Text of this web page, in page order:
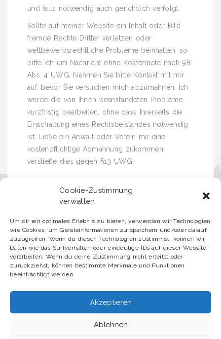
Cookie-Zustimmung
verwalten
Um dir ein optimales Erlebnis zu bieten, verwenden wir Technologien
wie Cookies, um Geräteinformationen zu speichern und/oder darauf
zuzugreifen. Wenn du diesen Technologien zustimmst, können wir
Daten wie das Surfverhalten oder eindeutige IDs auf dieser Website
verarbeiten. Wenn du deine Zustimmung nicht erteilst oder
zurückziehst, können bestimmte Merkmale und Funktionen
beeinträchtigt werden.
Akzeptieren
Ablehnen
und falls notwendig auch gerichtlich verfolgt.
Sollte auf meiner Website ein Inhalt oder Bild
fremde Rechte Dritter verletzen oder
wettbewerbsrechtliche Probleme beinhalten, so
bitte ich um Nachricht ohne Kostennote nach §8
Abs. 4 UWG. Nehmen Sie bitte Kontakt mit mir
auf, bevor Sie versuchen mich abzumahnen. Ich
werde die von Ihnen beanstandeten Probleme
kurzfristig bearbeiten, ohne dass Ihrerseits die
Einschaltung eines Rechtsbeistandes notwendig
ist. Ließe ein Anwalt oder Verein mir eine
kostenpflichtige Abmahnung zukommen,
verstieße dies gegen §13 UWG.
Die Europäische Kommission stellt eine Plattform
http://ec.europa.eu/consumers/odr
Die Teilnahme ist für mich freiwillig. Ich werden
daher im Einzelfall prüfen, ob ich an dem
Schlichtungsverfahren teilnehmen werde.
Copyright © 2018-2024 G. Preschl |